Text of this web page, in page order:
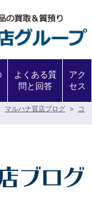
よくある質
問と回答
アク
セス
マルハナ質店ブログ >
コ